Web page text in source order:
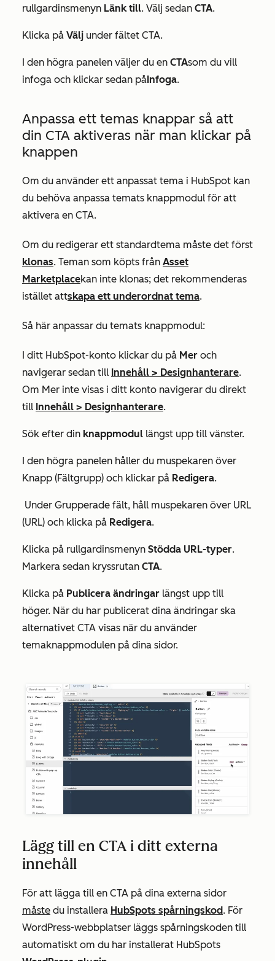
rullgardinsmenyn Länk till. Välj sedan CTA.
Klicka på Välj under fältet CTA.
I den högra panelen väljer du en CTAsom du vill
infoga och klickar sedan påInfoga.
Anpassa ett temas knappar så att
din CTA aktiveras när man klickar på
knappen
Om du använder ett anpassat tema i HubSpot kan
du behöva anpassa temats knappmodul för att
aktivera en CTA.
Om du redigerar ett standardtema måste det först
klonas. Teman som köpts från Asset
Marketplacekan inte klonas; det rekommenderas
istället attskapa ett underordnat tema.
Så här anpassar du temats knappmodul:
I ditt HubSpot-konto klickar du på Mer och
navigerar sedan till Innehåll > Designhanterare.
Om Mer inte visas i ditt konto navigerar du direkt
till Innehåll > Designhanterare.
Sök efter din knappmodul längst upp till vänster.
I den högra panelen håller du muspekaren över
Knapp (Fältgrupp) och klickar på Redigera.
Under Grupperade fält, håll muspekaren över URL
(URL) och klicka på Redigera.
Klicka på rullgardinsmenyn Stödda URL-typer.
Markera sedan kryssrutan CTA.
Klicka på Publicera ändringar längst upp till
höger. När du har publicerat dina ändringar ska
alternativet CTA visas när du använder
temaknappmodulen på dina sidor.
Lägg till en CTA i ditt externa
innehåll
För att lägga till en CTA på dina externa sidor
måste du installera HubSpots spårningskod. För
WordPress-webbplatser läggs spårningskoden till
automatiskt om du har installerat HubSpots